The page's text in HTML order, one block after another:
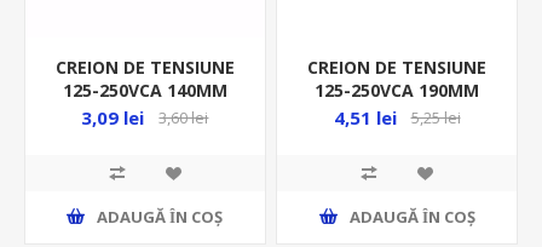
CREION DE TENSIUNE
125-250VCA 140MM
TUV/GS 140MM VOREL
3,09 lei 3,60 lei
ADAUGĂ ȊN COŞ
CREION DE TENSIUNE
125-250VCA 190MM
TUV/GS 140MM VOREL
4,51 lei 5,25 lei
ADAUGĂ ȊN COŞ